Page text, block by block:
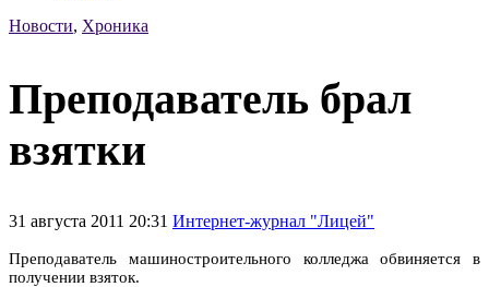
Новости, Хроника
Преподаватель брал
взятки
31 августа 2011 20:31 Интернет-журнал "Лицей"
Преподаватель машиностроительного колледжа обвиняется в
получении взяток.